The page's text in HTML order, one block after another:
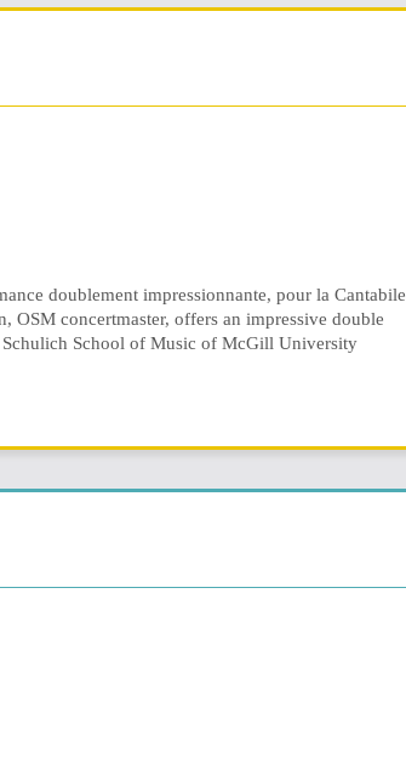
doublement impressionnante, pour la Cantabile
OSM concertmaster, offers an impressive double
School of Music of McGill University